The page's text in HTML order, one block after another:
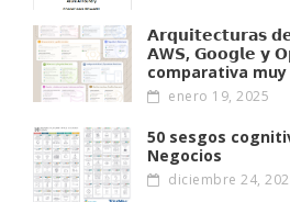
𝗔𝗿𝗾𝘂𝗶𝘁𝗲𝗰𝘁𝘂𝗿𝗮𝘀
𝗔W𝗦, 𝗚𝗼𝗼𝗴𝗹𝗲 𝘆
comparativa
enero 19, 2025
50 sesgos
Negocios
diciembre 24,